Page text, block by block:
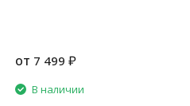
от 7 499 ₽
В наличии